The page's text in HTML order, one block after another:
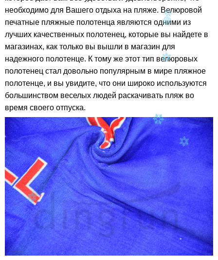
необходимо для Вашего отдыха на пляже. Велюровой
печатные пляжные полотенца являются одними из
лучших качественных полотенец, которые вы найдете в
магазинах, как только вы вышли в магазин для
надежного полотенце. К тому же этот тип велюровых
полотенец стал довольно популярным в мире пляжное
полотенце, и вы увидите, что они широко используются
большинством веселых людей раскачивать пляж во
время своего отпуска.